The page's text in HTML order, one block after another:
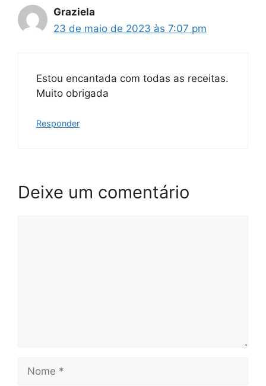
Graziela
23 de maio de 2023 às 7:07 pm
Estou encantada com todas as receitas.
Muito obrigada
Responder
Deixe um comentário